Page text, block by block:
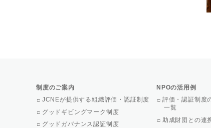
制度のご案内
JCNEが提供する組織評価・認証制度
グッドギビングマーク制度
グッドガバナンス認証制度
NPOの活用例
評価・認証制度
一覧
助成財団との連